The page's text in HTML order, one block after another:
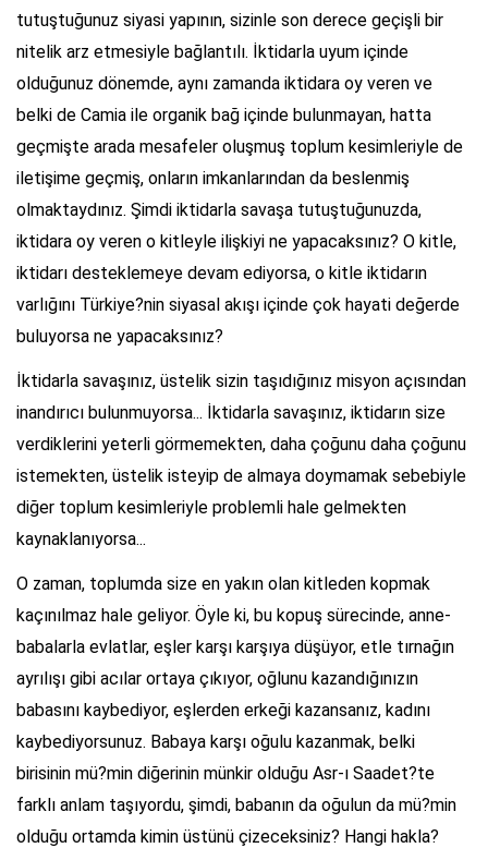
tutuştuğunuz siyasi yapının, sizinle son derece geçişli bir
nitelik arz etmesiyle bağlantılı. İktidarla uyum içinde
olduğunuz dönemde, aynı zamanda iktidara oy veren ve
belki de Camia ile organik bağ içinde bulunmayan, hatta
geçmişte arada mesafeler oluşmuş toplum kesimleriyle de
iletişime geçmiş, onların imkanlarından da beslenmiş
olmaktaydınız. Şimdi iktidarla savaşa tutuştuğunuzda,
iktidara oy veren o kitleyle ilişkiyi ne yapacaksınız? O kitle,
iktidarı desteklemeye devam ediyorsa, o kitle iktidarın
varlığını Türkiye?nin siyasal akışı içinde çok hayati değerde
buluyorsa ne yapacaksınız?
İktidarla savaşınız, üstelik sizin taşıdığınız misyon açısından
inandırıcı bulunmuyorsa... İktidarla savaşınız, iktidarın size
verdiklerini yeterli görmemekten, daha çoğunu daha çoğunu
istemekten, üstelik isteyip de almaya doymamak sebebiyle
diğer toplum kesimleriyle problemli hale gelmekten
kaynaklanıyorsa...
O zaman, toplumda size en yakın olan kitleden kopmak
kaçınılmaz hale geliyor. Öyle ki, bu kopuş sürecinde, anne-
babalarla evlatlar, eşler karşı karşıya düşüyor, etle tırnağın
ayrılışı gibi acılar ortaya çıkıyor, oğlunu kazandığınızın
babasını kaybediyor, eşlerden erkeği kazansanız, kadını
kaybediyorsunuz. Babaya karşı oğulu kazanmak, belki
birisinin mü?min diğerinin münkir olduğu Asr-ı Saadet?te
farklı anlam taşıyordu, şimdi, babanın da oğulun da mü?min
olduğu ortamda kimin üstünü çizeceksiniz? Hangi hakla?